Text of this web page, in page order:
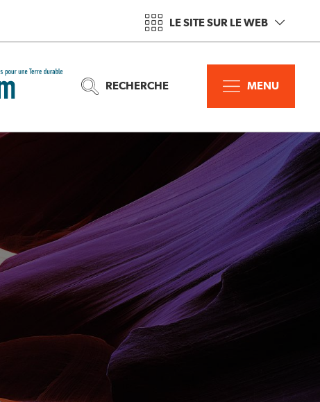
LE SITE SUR LE WEB
RECHERCHE MENU